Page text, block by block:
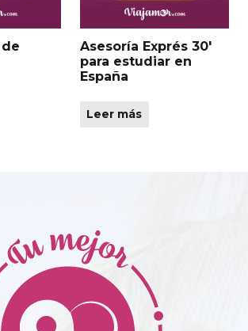
la
página
producto
Asesoría Exprés 30′
para estudiar en
España
Leer más